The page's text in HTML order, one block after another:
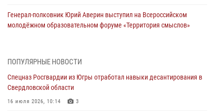
Генерал-полковник Юрий Аверин выступил на Всероссийском
молодёжном образовательном форуме «Территория смыслов»
Ключевые события Росгвардии: итоги недели с 27 июля по 2
04 августа 2026, 09:54
Сотрудник Росгвардии из Югры спас ребёнка от нападения дикой
ПОПУЛЯРНЫЕ НОВОСТИ
Спецназ Росгвардии из Югры отработал навыки десантирования в
Свердловской области
16 июля 2026, 10:14 3